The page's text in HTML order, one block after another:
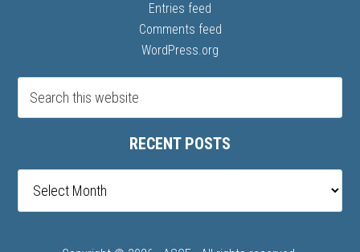
Entries feed
Comments feed
WordPress.org
RECENT POSTS
posts